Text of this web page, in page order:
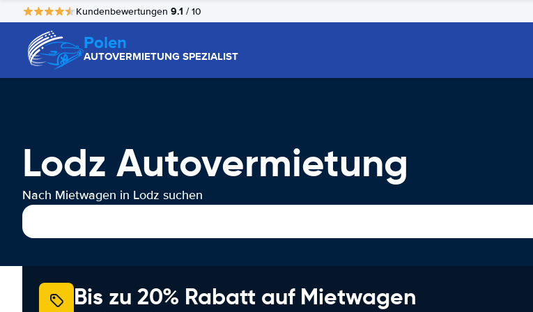
Kundenbewertungen 9.1 / 10
Polen
AUTOVERMIETUNG SPEZIALIST
Lodz Autovermietung
Nach Mietwagen in Lodz suchen
Bis zu 20% Rabatt auf Mietwagen